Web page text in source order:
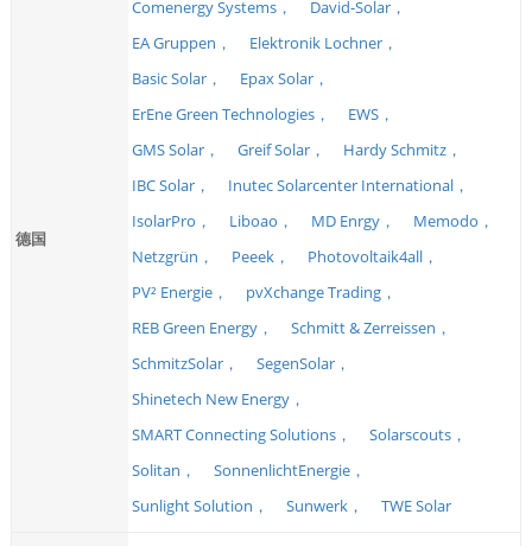
德国
Comenergy Systems，
David-Solar，
EA Gruppen，
Elektronik Lochner，
Basic Solar，
Epax Solar，
ErEne Green Technologies，
EWS，
GMS Solar，
Greif Solar，
Hardy Schmitz，
IBC Solar，
Inutec Solarcenter International，
IsolarPro，
Liboao， MD Enrgy，
Memodo，
Netzgrün，
Peeek，
Photovoltaik4all，
PV² Energie，
pvXchange Trading，
REB Green Energy，
Schmitt & Zerreissen，
SchmitzSolar，
SegenSolar，
Shinetech New Energy，
SMART Connecting Solutions，
Solarscouts，
Solitan，
SonnenlichtEnergie，
Sunlight Solution，
Sunwerk， TWE Solar